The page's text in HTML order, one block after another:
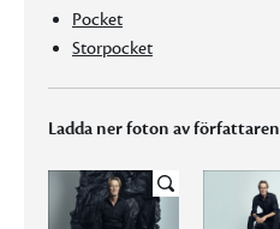
Pocket
Storpocket
Ladda ner foton av författaren